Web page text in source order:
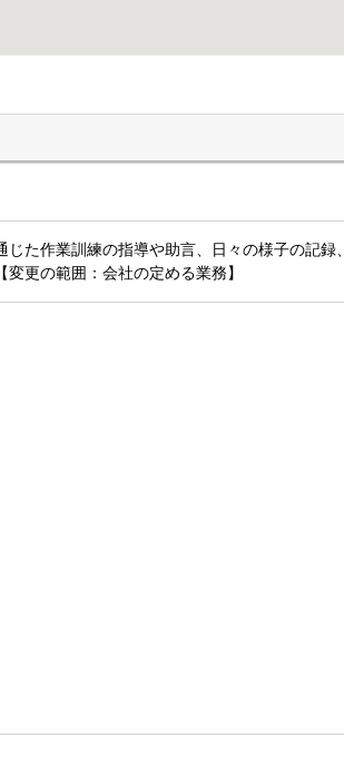
作業訓練の指導や助言、日々の様子の記録、
の範囲：会社の定める業務】